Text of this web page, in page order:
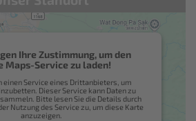
Ihre Zustimmung, um den
Maps-Service zu laden!
einen Service eines Drittanbieters, um
Dieser Service kann Daten zu
Bitte lesen Sie die Details durch
Nutzung des Service zu, um diese Karte
anzuzeigen.